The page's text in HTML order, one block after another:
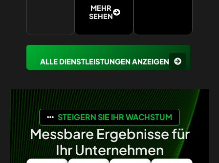
MEHR
SEHEN
ALLE DIENSTLEISTUNGEN ANZEIGEN
STEIGERN SIE IHR WACHSTUM
Messbare Ergebnisse für
Ihr Unternehmen